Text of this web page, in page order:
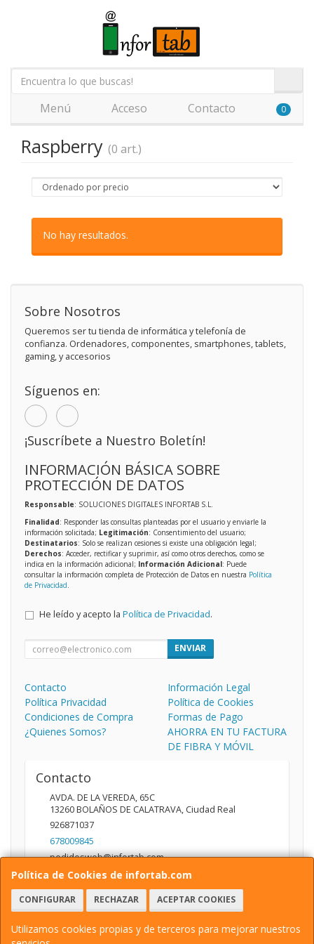
Menú Acceso Contacto 0
Raspberry (0 art.)
No hay resultados.
Política de Cookies de infortab.com
CONFIGURAR RECHAZAR ACEPTAR COOKIES
Utilizamos cookies propias y de terceros para mejorar nuestros
Sobre Nosotros
Queremos ser tu tienda de informática y telefonía de
confianza. Ordenadores, componentes, smartphones, tablets,
gaming, y accesorios
Síguenos en:
¡Suscríbete a Nuestro Boletín!
INFORMACIÓN BÁSICA SOBRE
PROTECCIÓN DE DATOS
Responsable: SOLUCIONES DIGITALES INFORTAB S.L.
Finalidad: Responder las consultas planteadas por el usuario y enviarle la
información solicitada; Legitimación: Consentimiento del usuario;
Destinatarios: Solo se realizan cesiones si existe una obligación legal;
Derechos: Acceder, rectificar y suprimir, así como otros derechos, como se
indica en la información adicional; Información Adicional: Puede
consultar la información completa de Protección de Datos en nuestra Política
de Privacidad.
He leído y acepto la Política de Privacidad.
ENVIAR
Contacto
Información Legal
Política Privacidad
Política de Cookies
Condiciones de Compra
Formas de Pago
¿Quienes Somos?
AHORRA EN TU FACTURA
DE FIBRA Y MÓVIL
Contacto
AVDA. DE LA VEREDA, 65C
13260BOLAÑOS DE CALATRAVA, Ciudad Real
926871037
678009845
pedidosweb@infortab.com
Horario
10:00 A 14:00 17:00 A 20:30